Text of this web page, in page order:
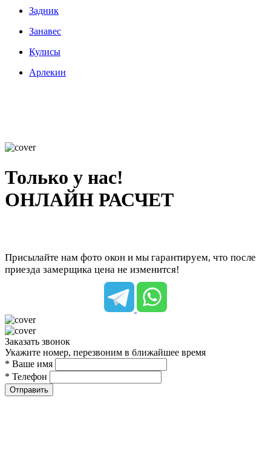
Задник
Занавес
Кулисы
Арлекин
Только у нас!
ОНЛАЙН РАСЧЕТ
Присылайте нам фото окон и мы гарантируем, что после
приезда замерщика цена не изменится!
Заказать звонок
Укажите номер, перезвоним в ближайшее время
* Ваше имя
* Телефон
Отправить